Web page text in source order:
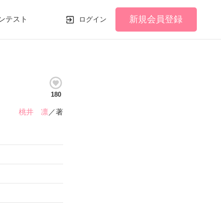
テスト ログイン 新規会員登録
180
桃井 凛／著